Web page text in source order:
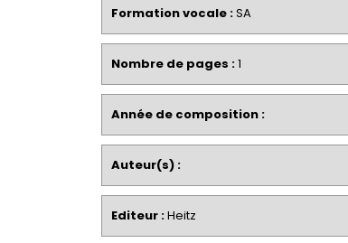
Formation vocale :SA
Nombre de pages :1
Année de composition :
Auteur(s) :
Editeur :Heitz